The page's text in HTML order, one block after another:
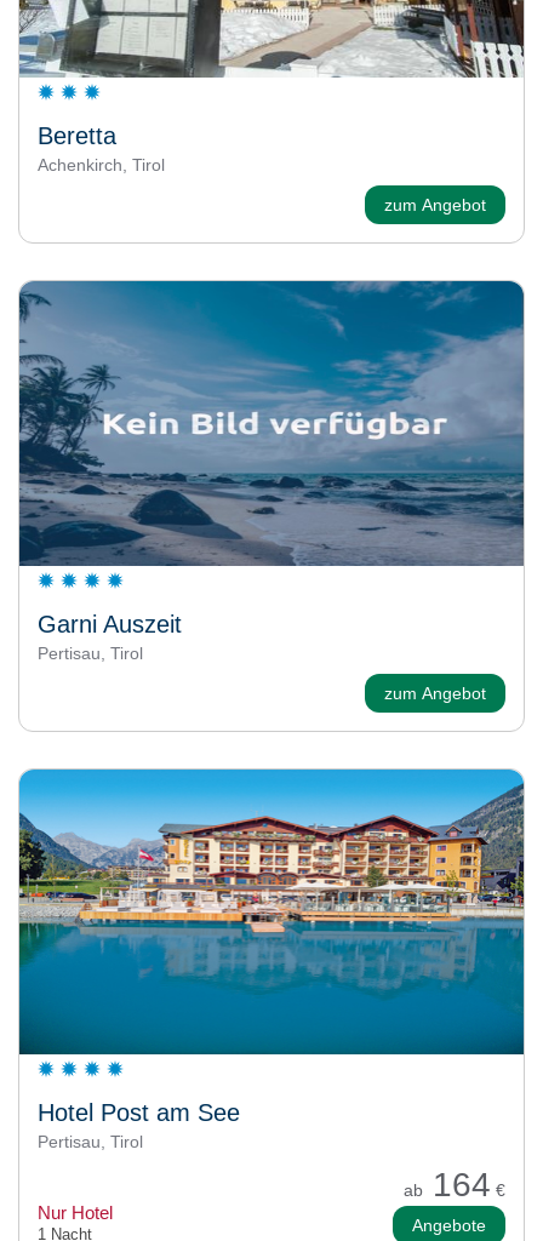
Beretta
Achenkirch, Tirol
zum Angebot
Garni Auszeit
Pertisau, Tirol
zum Angebot
Hotel Post am See
Pertisau, Tirol
ab 164 €
Nur Hotel
1 Nacht Angebote